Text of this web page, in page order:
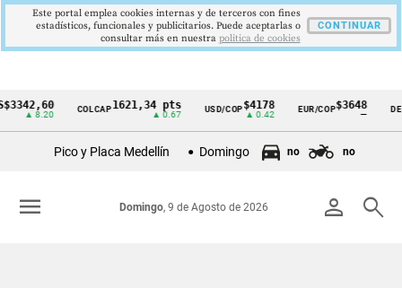
Cintillo
Colombia
COLCAP1621,34 pts USD/COP$4178
▲ 0.42
EUR/COP$3648
—
Pico y Placa Medellín Domingo no no
person search
Domingo, 9 de Agosto de 2026
menu
Este portal emplea cookies internas y de terceros con fines
estadísticos, funcionales y publicitarios. Puede aceptarlas o
consultar más en nuestra politica de cookies
CONTINUAR